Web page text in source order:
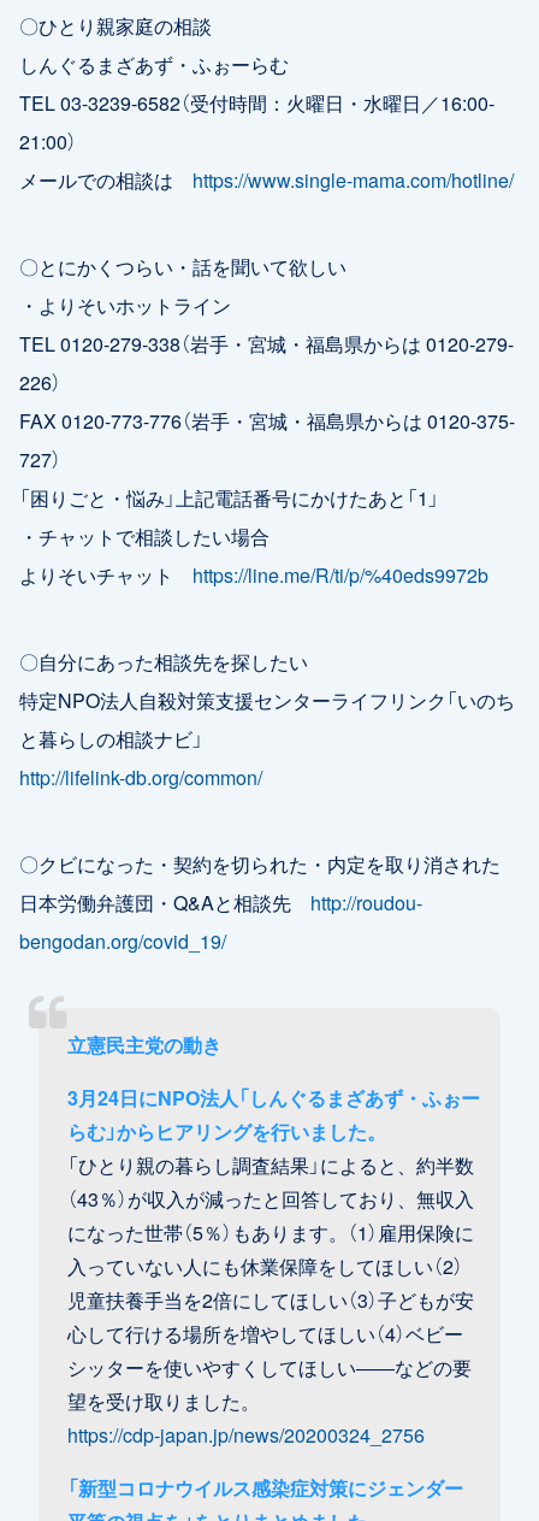
〇ひとり親家庭の相談
しんぐるまざあず・ふぉーらむ
TEL 03-3239-6582（受付時間：火曜日・水曜日／16:00-
21:00）
メールでの相談は https://www.single-mama.com/hotline/
〇とにかくつらい・話を聞いて欲しい
・よりそいホットライン
TEL 0120-279-338（岩手・宮城・福島県からは 0120-279-
226）
FAX 0120-773-776（岩手・宮城・福島県からは 0120-375-
727）
「困りごと・悩み」上記電話番号にかけたあと「1」
・チャットで相談したい場合
よりそいチャット https://line.me/R/ti/p/%40eds9972b
〇自分にあった相談先を探したい
特定NPO法人自殺対策支援センターライフリンク「いのち
と暮らしの相談ナビ」
http://lifelink-db.org/common/
〇クビになった・契約を切られた・内定を取り消された
日本労働弁護団・Q&Aと相談先 http://roudou-
bengodan.org/covid_19/
立憲民主党の動き
3月24日にNPO法人「しんぐるまざあず・ふぉー
らむ」からヒアリングを行いました。
「ひとり親の暮らし調査結果」によると、約半数
（43％）が収入が減ったと回答しており、無収入
になった世帯（5％）もあります。（1）雇用保険に
入っていない人にも休業保障をしてほしい（2）
児童扶養手当を2倍にしてほしい（3）子どもが安
心して行ける場所を増やしてほしい（4）ベビー
シッターを使いやすくしてほしい――などの要
望を受け取りました。
https://cdp-japan.jp/news/20200324_2756
「新型コロナウイルス感染症対策にジェンダー